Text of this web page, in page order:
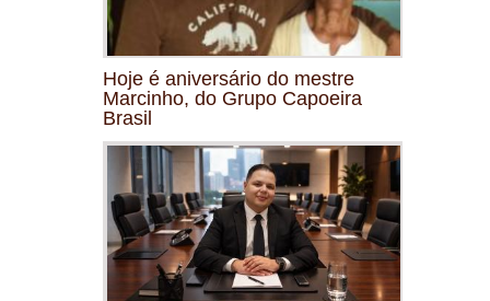
Hoje é aniversário do mestre
Marcinho, do Grupo Capoeira
Brasil